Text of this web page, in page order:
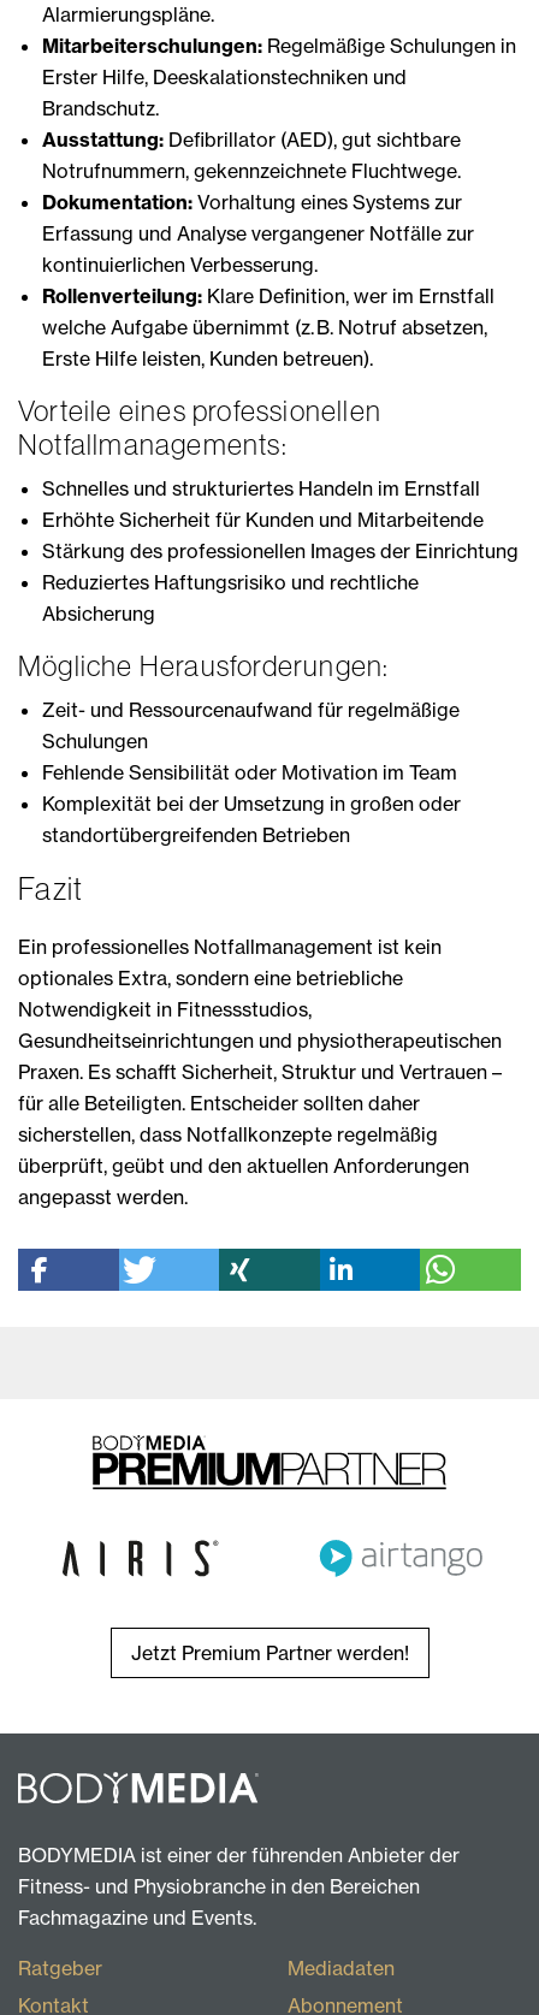
Alarmierungspläne.
Mitarbeiterschulungen: Regelmäßige Schulungen in
Erster Hilfe, Deeskalationstechniken und
Brandschutz.
Ausstattung: Defibrillator (AED), gut sichtbare
Notrufnummern, gekennzeichnete Fluchtwege.
Dokumentation: Vorhaltung eines Systems zur
Erfassung und Analyse vergangener Notfälle zur
kontinuierlichen Verbesserung.
Rollenverteilung: Klare Definition, wer im Ernstfall
welche Aufgabe übernimmt (z. B. Notruf absetzen,
Erste Hilfe leisten, Kunden betreuen).
Vorteile eines professionellen
Notfallmanagements:
Schnelles und strukturiertes Handeln im Ernstfall
Erhöhte Sicherheit für Kunden und Mitarbeitende
Stärkung des professionellen Images der Einrichtung
Reduziertes Haftungsrisiko und rechtliche
Absicherung
Mögliche Herausforderungen:
Zeit- und Ressourcenaufwand für regelmäßige
Schulungen
Fehlende Sensibilität oder Motivation im Team
Komplexität bei der Umsetzung in großen oder
standortübergreifenden Betrieben
Fazit
Ein professionelles Notfallmanagement ist kein
optionales Extra, sondern eine betriebliche
Notwendigkeit in Fitnessstudios,
Gesundheitseinrichtungen und physiotherapeutischen
Praxen. Es schafft Sicherheit, Struktur und Vertrauen –
für alle Beteiligten. Entscheider sollten daher
sicherstellen, dass Notfallkonzepte regelmäßig
überprüft, geübt und den aktuellen Anforderungen
angepasst werden.
Jetzt Premium Partner werden!
BODYMEDIA ist einer der führenden Anbieter der
Fitness- und Physiobranche in den Bereichen
Fachmagazine und Events.
Ratgeber
Kontakt
Mediadaten
Abonnement